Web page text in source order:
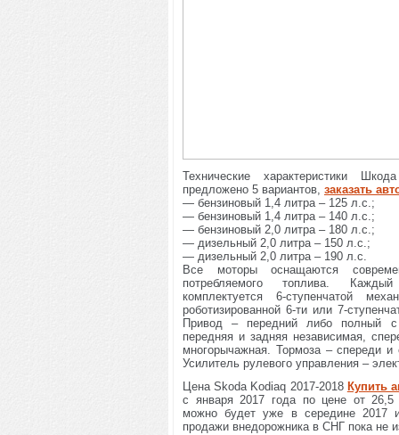
Технические характеристики
предложено 5 вариантов, заказать
— бензиновый 1,4 литра – 125 л.с.;
— бензиновый 1,4 литра – 140 л.с.;
— бензиновый 2,0 литра – 180 л.с.;
— дизельный 2,0 литра – 150 л.с.;
— дизельный 2,0 литра – 190 л.с.
Все моторы оснащаются
потребляемого топлива.
комплектуется 6-ступенчатой
роботизированной 6-ти или 7-
Привод – передний либо полный
передняя и задняя независимая,
многорычажная. Тормоза – спереди
Усилитель рулевого управления –
Цена Skoda Kodiaq 2017-2018 Купить
с января 2017 года по цене от
можно будет уже в середине 2017
продажи внедорожника в СНГ пока не